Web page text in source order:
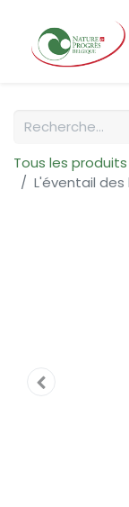
Tous les produits
L'éventail